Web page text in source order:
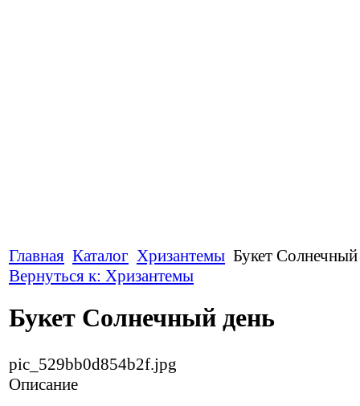
Главная Каталог Хризантемы Букет
Вернуться к: Хризантемы
Букет Солнечный день
pic_529bb0d854b2f.jpg
Описание